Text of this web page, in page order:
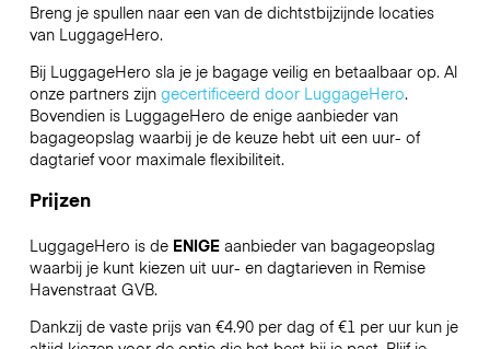
Breng je spullen naar een van de dichtstbijzijnde locaties
van LuggageHero.
Bij LuggageHero sla je je bagage veilig en betaalbaar op. Al
onze partners zijn gecertificeerd door LuggageHero.
Bovendien is LuggageHero de enige aanbieder van
bagageopslag waarbij je de keuze hebt uit een uur- of
dagtarief voor maximale flexibiliteit.
Prijzen
LuggageHero is de ENIGEaanbieder van bagageopslag
waarbij je kunt kiezen uit uur- en dagtarieven in Remise
Havenstraat GVB.
Dankzij de vaste prijs van €4.90 per dag of €1 per uur kun je